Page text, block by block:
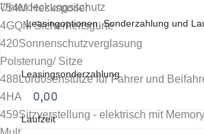
754M Heckspoiler
4GQM Sicherheitsgurte
420Sonnenschutzverglasung
Polsterung/ Sitze
488 Lordosenstütze für Fahrer und
4HA Sitzheizung vorne und hinten
459Sitzverstellung - elektrisch mit Memory
Unterdeckungsschutz
Leasingoptionen: Sonderzahlung und
Leasingsonderzahlung
Laufzeit